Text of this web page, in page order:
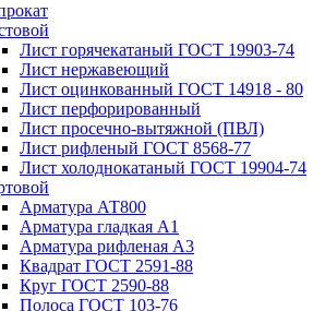
Лист горячекатаный ГОСТ 19903-74
Лист нержавеющий
Лист оцинкованный ГОСТ 14918 - 80
Лист перфорированный
Лист просечно-вытяжной (ПВЛ)
Лист рифленый ГОСТ 8568-77
Лист холоднокатаный ГОСТ 19904-74
Арматура АТ800
Арматура гладкая А1
Арматура рифленая А3
Квадрат ГОСТ 2591-88
Круг ГОСТ 2590-88
Полоса ГОСТ 103-76